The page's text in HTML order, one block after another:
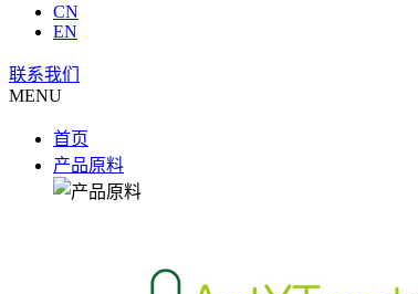
CN
EN
联系我们
MENU
首页
产品原料